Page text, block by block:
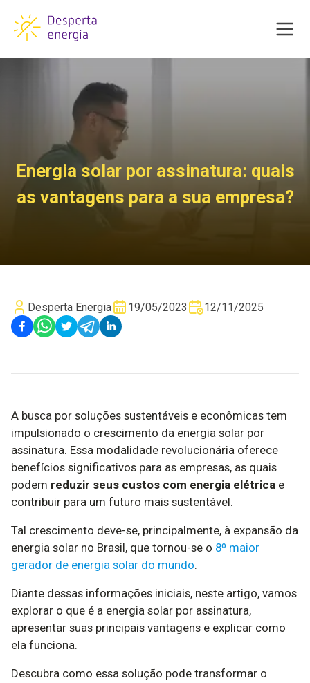
Energia solar por assinatura: quais
as vantagens para a sua empresa?
Desperta Energia 19/05/2023 12/11/2025
A busca por soluções sustentáveis e econômicas tem
impulsionado o crescimento da energia solar por
assinatura. Essa modalidade revolucionária oferece
benefícios significativos para as empresas, as quais
podem reduzir seus custos com energia elétrica e
contribuir para um futuro mais sustentável.
Tal crescimento deve-se, principalmente, à expansão da
energia solar no Brasil, que tornou-se o 8º maior
gerador de energia solar do mundo.
Diante dessas informações iniciais, neste artigo, vamos
explorar o que é a energia solar por assinatura,
apresentar suas principais vantagens e explicar como
ela funciona.
Descubra como essa solução pode transformar o